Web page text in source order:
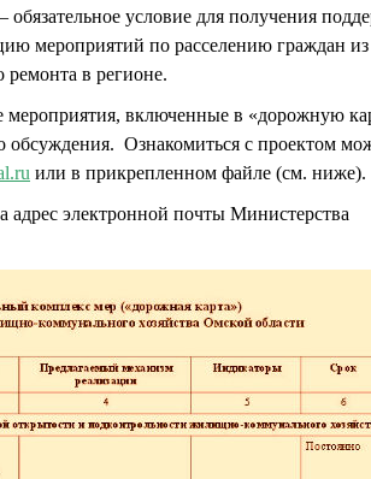
условие для получения
мероприятий по расселению граждан
в регионе.
мероприятия, включенные в «дорожную
обсуждения. Ознакомиться с проектом
или в прикрепленном файле (см. ниже).
электронной почты Министерства